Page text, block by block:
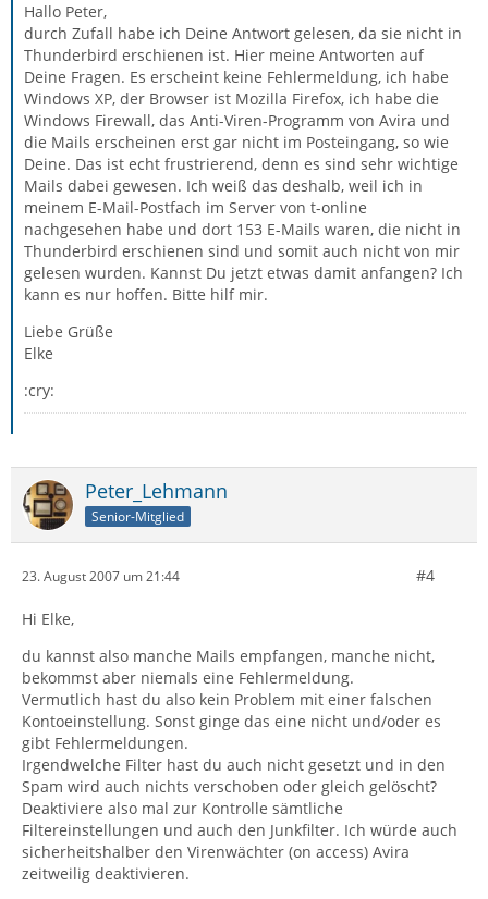
Hallo Peter,
durch Zufall habe ich Deine Antwort gelesen, da sie nicht in
Thunderbird erschienen ist. Hier meine Antworten auf
Deine Fragen. Es erscheint keine Fehlermeldung, ich habe
Windows XP, der Browser ist Mozilla Firefox, ich habe die
Windows Firewall, das Anti-Viren-Programm von Avira und
die Mails erscheinen erst gar nicht im Posteingang, so wie
Deine. Das ist echt frustrierend, denn es sind sehr wichtige
Mails dabei gewesen. Ich weiß das deshalb, weil ich in
meinem E-Mail-Postfach im Server von t-online
nachgesehen habe und dort 153 E-Mails waren, die nicht in
Thunderbird erschienen sind und somit auch nicht von mir
gelesen wurden. Kannst Du jetzt etwas damit anfangen? Ich
kann es nur hoffen. Bitte hilf mir.
Liebe Grüße
Elke
:cry:
Peter_Lehmann
Senior-Mitglied
23. August 2007 um 21:44 #4
Hi Elke,
du kannst also manche Mails empfangen, manche nicht,
bekommst aber niemals eine Fehlermeldung.
Vermutlich hast du also kein Problem mit einer falschen
Kontoeinstellung. Sonst ginge das eine nicht und/oder es
gibt Fehlermeldungen.
Irgendwelche Filter hast du auch nicht gesetzt und in den
Spam wird auch nichts verschoben oder gleich gelöscht?
Deaktiviere also mal zur Kontrolle sämtliche
Filtereinstellungen und auch den Junkfilter. Ich würde auch
sicherheitshalber den Virenwächter (on access) Avira
zeitweilig deaktivieren.